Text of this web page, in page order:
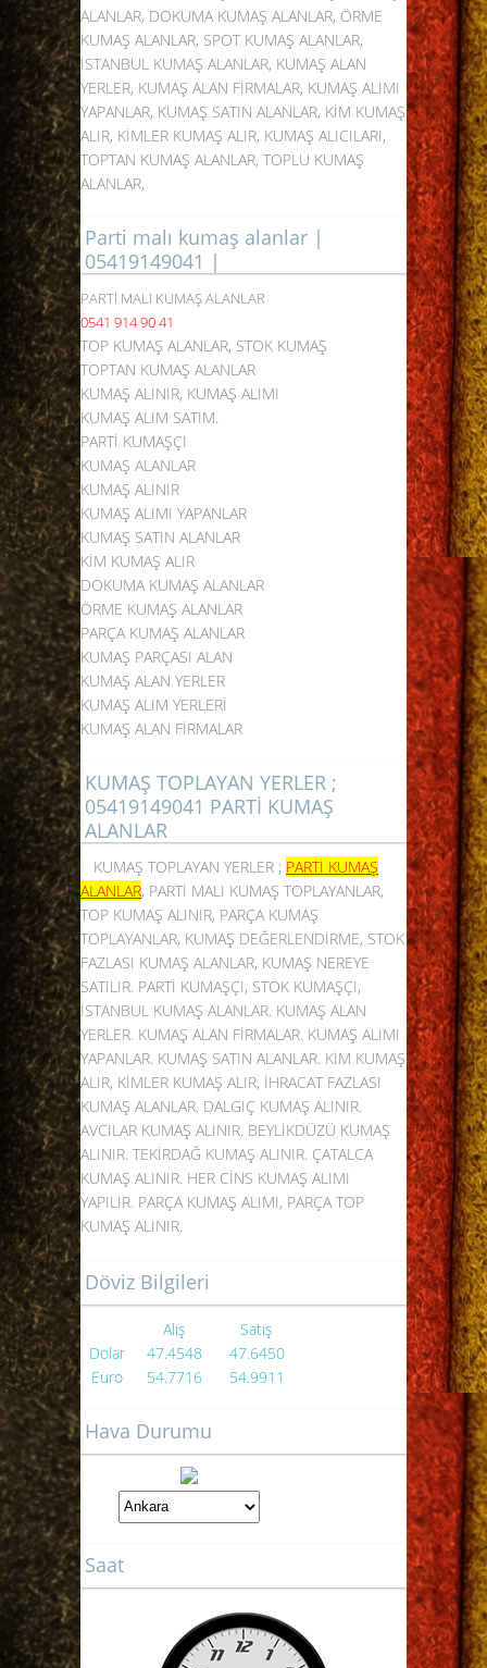
ALANLAR, DOKUMA KUMAŞ ALANLAR, ÖRME
KUMAŞ ALANLAR, SPOT KUMAŞ ALANLAR,
İSTANBUL KUMAŞ ALANLAR, KUMAŞ ALAN
YERLER, KUMAŞ ALAN FİRMALAR, KUMAŞ ALIMI
YAPANLAR, KUMAŞ SATIN ALANLAR, KİM KUMAŞ
ALIR, KİMLER KUMAŞ ALIR, KUMAŞ ALICILARI,
TOPTAN KUMAŞ ALANLAR, TOPLU KUMAŞ
ALANLAR,
Parti malı kumaş alanlar |
05419149041 |
PARTİ MALI KUMAŞ ALANLAR
0541 914 90 41
TOP KUMAŞ ALANLAR, STOK KUMAŞ
TOPTAN KUMAŞ ALANLAR
KUMAŞ ALINIR, KUMAŞ ALIMI
KUMAŞ ALIM SATIM.
PARTİ KUMAŞÇI
KUMAŞ ALANLAR
KUMAŞ ALINIR
KUMAŞ ALIMI YAPANLAR
KUMAŞ SATIN ALANLAR
KİM KUMAŞ ALIR
DOKUMA KUMAŞ ALANLAR
ÖRME KUMAŞ ALANLAR
PARÇA KUMAŞ ALANLAR
KUMAŞ PARÇASI ALAN
KUMAŞ ALAN YERLER
KUMAŞ ALIM YERLERİ
KUMAŞ ALAN FİRMALAR
KUMAŞ TOPLAYAN YERLER ;
05419149041 PARTİ KUMAŞ
ALANLAR
KUMAŞ TOPLAYAN YERLER ; PARTİ KUMAŞ
ALANLAR, PARTİ MALI KUMAŞ TOPLAYANLAR,
TOP KUMAŞ ALINIR, PARÇA KUMAŞ
TOPLAYANLAR, KUMAŞ DEĞERLENDİRME, STOK
FAZLASI KUMAŞ ALANLAR, KUMAŞ NEREYE
SATILIR. PARTİ KUMAŞÇI, STOK KUMAŞÇI,
İSTANBUL KUMAŞ ALANLAR. KUMAŞ ALAN
YERLER. KUMAŞ ALAN FİRMALAR. KUMAŞ ALIMI
YAPANLAR. KUMAŞ SATIN ALANLAR. KİM KUMAŞ
ALIR, KİMLER KUMAŞ ALIR, İHRACAT FAZLASI
KUMAŞ ALANLAR. DALGIÇ KUMAŞ ALINIR.
AVCILAR KUMAŞ ALINIR. BEYLİKDÜZÜ KUMAŞ
ALINIR. TEKİRDAĞ KUMAŞ ALINIR. ÇATALCA
KUMAŞ ALINIR. HER CİNS KUMAŞ ALIMI
YAPILIR. PARÇA KUMAŞ ALIMI, PARÇA TOP
KUMAŞ ALINIR.
Döviz Bilgileri
Alış
Satış
Dolar
47.4548
47.6450
Euro
54.7716 54.9911
Hava Durumu
Saat